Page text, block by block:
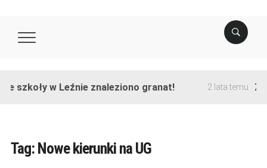
szkoły w Leźnie znaleziono granat! 2 lata temu
Tag: Nowe kierunki na UG